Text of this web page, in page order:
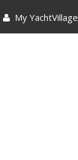
My YachtVillage